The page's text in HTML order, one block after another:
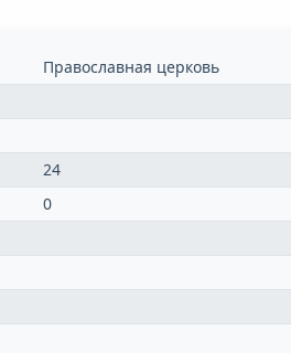
Православная церковь
24
0